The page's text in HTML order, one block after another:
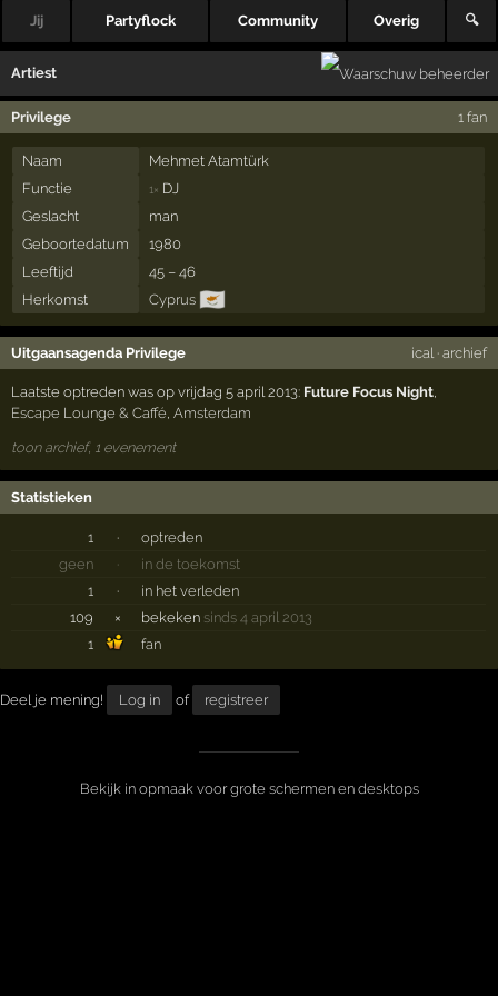
Jij Partyflock Community Overig 🔍
Artiest
Privilege 1 fan
Naam
Mehmet Atamtürk
Functie
1× DJ
Geslacht
man
Geboortedatum
1980
Leeftijd
45 – 46
Herkomst
Cyprus 🇨🇾
Uitgaansagenda Privilege ical· archief
Laatste optreden was op vrijdag 5 april 2013: Future Focus Night
Escape Lounge & Caffé ,Amsterdam
toon archief, 1 evenement
Statistieken
1 ·
optreden
geen
·
in de toekomst
1
·
in het verleden
109
× bekeken sinds 4 april 2013
1
fan
Deel je mening! Log in of registreer
Bekijk in opmaak voor grote schermen en desktops